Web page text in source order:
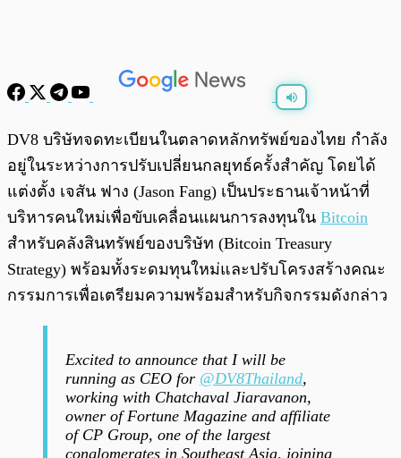
พร้อมเล่น 0:00 0:00
DV8 บริษัทจดทะเบียนในตลาดหลักทรัพย์ของไทย กำลัง
อยู่ในระหว่างการปรับเปลี่ยนกลยุทธ์ครั้งสำคัญ โดยได้
แต่งตั้ง เจสัน ฟาง (Jason Fang) เป็นประธานเจ้าหน้าที่
บริหารคนใหม่เพื่อขับเคลื่อนแผนการลงทุนใน Bitcoin
สำหรับคลังสินทรัพย์ของบริษัท (Bitcoin Treasury
Strategy) พร้อมทั้งระดมทุนใหม่และปรับโครงสร้างคณะ
กรรมการเพื่อเตรียมความพร้อมสำหรับกิจกรรมดังกล่าว
Excited to announce that I will be
running as CEO for @DV8Thailand,
working with Chatchaval Jiaravanon,
owner of Fortune Magazine and affiliate
of CP Group, one of the largest
conglomerates in Southeast Asia, joining